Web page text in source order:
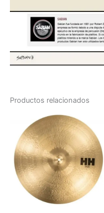
Productos relacionados